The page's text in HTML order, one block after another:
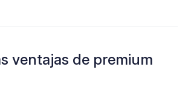
ventajas de premium